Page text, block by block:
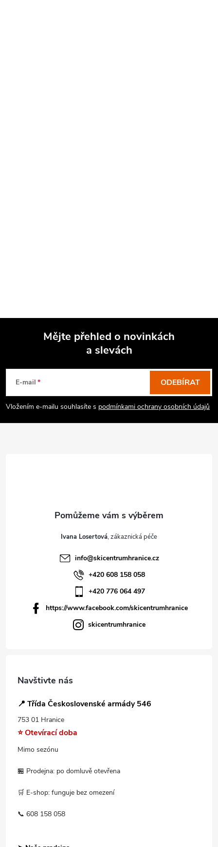
Mějte přehled o novinkách
a slevách
E-mail
Vložením e-mailu souhlasíte s podmínkami ochrany osobních údajů
ODEBÍRAT
Ivana Losertová
info@skicentrumhranice.cz
+420 608 158 058
+420 776 064 497
https://www.facebook.com/skicentrumhranice
skicentrumhranice
Navštivte nás
📍 Třída Československé armády 546
753 01 Hranice
⭐ Otevírací doba
Mimo sezónu
🏪 Prodejna: po domluvě otevřena
🛒 E-shop: funguje bez omezení
📞 608 158 058